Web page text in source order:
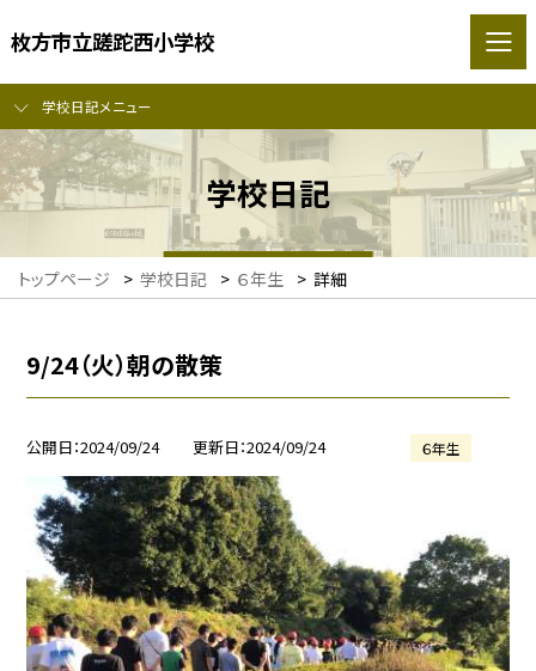
枚方市立蹉跎西小学校
学校日記メニュー
学校日記
トップページ > 学校日記 > ６年生 > 詳細
9/24（火）朝の散策
公開日 2024/09/24 更新日 2024/09/24 ６年生